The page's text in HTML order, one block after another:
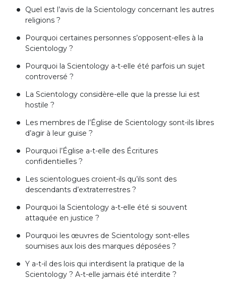
Quel est l’avis de la Scientology concernant les autres
religions ?
Pourquoi certaines personnes s’opposent-elles à la
Scientology ?
Pourquoi la Scientology a-t-elle été parfois un sujet
controversé ?
La Scientology considère-elle que la presse lui est
hostile ?
Les membres de l’Église de Scientology sont-ils libres
d’agir à leur guise ?
Pourquoi l’Église a-t-elle des Écritures
confidentielles ?
Les scientologues croient-ils qu’ils sont des
descendants d’extraterrestres ?
Pourquoi la Scientology a-t-elle été si souvent
attaquée en justice ?
Pourquoi les œuvres de Scientology sont-elles
soumises aux lois des marques déposées ?
Y a-t-il des lois qui interdisent la pratique de la
Scientology ? A-t-elle jamais été interdite ?